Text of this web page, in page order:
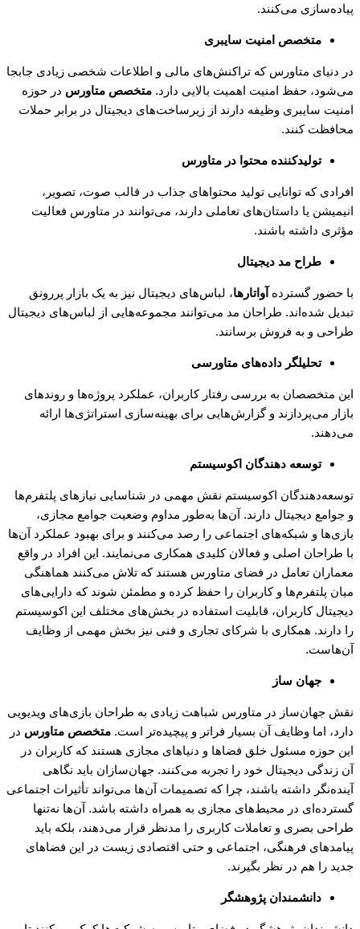
پیاده‌سازی می‌کنند.
متخصص امنیت سایبری
در دنیای متاورس که تراکنش‌های مالی و اطلاعات شخصی زیادی جابجا
می‌شود، حفظ امنیت اهمیت بالایی دارد. متخصص متاورس در حوزه
امنیت سایبری وظیفه دارند از زیرساخت‌های دیجیتال در برابر حملات
محافظت کنند.
تولیدکننده محتوا در متاورس
افرادی که توانایی تولید محتواهای جذاب در قالب صوت، تصویر،
انیمیشن یا داستان‌های تعاملی دارند، می‌توانند در متاورس فعالیت
مؤثری داشته باشند.
طراح مد دیجیتال
با حضور گسترده آواتارها، لباس‌های دیجیتال نیز به یک بازار پررونق
تبدیل شده‌اند. طراحان مد می‌توانند مجموعه‌هایی از لباس‌های دیجیتال
طراحی و به فروش برسانند.
تحلیلگر داده‌های متاورسی
این متخصصان به بررسی رفتار کاربران، عملکرد پروژه‌ها و روندهای
بازار می‌پردازند و گزارش‌هایی برای بهینه‌سازی استراتژی‌ها ارائه
می‌دهند.
توسعه دهندگان اکوسیستم
توسعه‌دهندگان اکوسیستم نقش مهمی در شناسایی نیازهای پلتفرم‌ها
و جوامع دیجیتال دارند. آن‌ها به‌طور مداوم وضعیت جوامع مجازی،
بازی‌ها و شبکه‌های اجتماعی را رصد می‌کنند و برای بهبود عملکرد آن‌ها
با طراحان اصلی و فعالان کلیدی همکاری می‌نمایند. این افراد در واقع
معماران تعامل در فضای متاورس هستند که تلاش می‌کنند هماهنگی
میان پلتفرم‌ها و کاربران را حفظ کرده و مطمئن شوند که دارایی‌های
دیجیتال کاربران، قابلیت استفاده در بخش‌های مختلف این اکوسیستم
را دارند. همکاری با شرکای تجاری و فنی نیز بخش مهمی از وظایف
آن‌هاست.
جهان ساز
نقش جهان‌ساز در متاورس شباهت زیادی به طراحان بازی‌های ویدیویی
دارد، اما وظایف آن بسیار فراتر و پیچیده‌تر است. متخصص متاورس در
این حوزه مسئول خلق فضاها و دنیاهای مجازی هستند که کاربران در
آن زندگی دیجیتال خود را تجربه می‌کنند. جهان‌سازان باید نگاهی
آینده‌نگر داشته باشند، چرا که تصمیمات آن‌ها می‌تواند تأثیرات اجتماعی
گسترده‌ای در محیط‌های مجازی به همراه داشته باشد. آن‌ها نه‌تنها
طراحی بصری و تعاملات کاربری را مدنظر قرار می‌دهند، بلکه باید
پیامدهای فرهنگی، اجتماعی و حتی اقتصادی زیست در این فضاهای
جدید را هم در نظر بگیرند.
دانشمندان پژوهشگر